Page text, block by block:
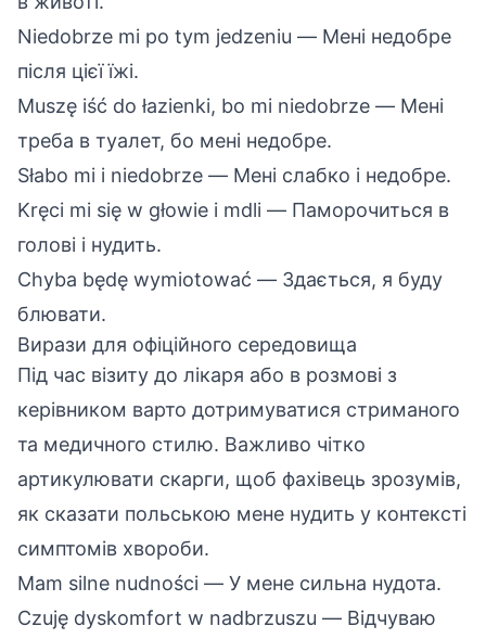
Niedobrze mi po tym jedzeniu — Мені недобре
після цієї їжі.
Muszę iść do łazienki, bo mi niedobrze — Мені
треба в туалет, бо мені недобре.
Słabo mi i niedobrze — Мені слабко і недобре.
Kręci mi się w głowie i mdli — Паморочиться в
голові і нудить.
Chyba będę wymiotować — Здається, я буду
блювати.
Вирази для офіційного середовища
Під час візиту до лікаря або в розмові з
керівником варто дотримуватися стриманого
та медичного стилю. Важливо чітко
артикулювати скарги, щоб фахівець зрозумів,
як сказати польською мене нудить у контексті
симптомів хвороби.
Mam silne nudności — У мене сильна нудота.
Czuję dyskomfort w nadbrzuszu — Відчуваю